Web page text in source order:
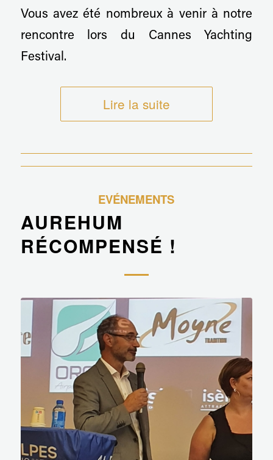
Vous avez été nombreux à venir à notre
rencontre lors du Cannes Yachting
Festival.
Lire la suite
EVÉNEMENTS
AUREHUM
RÉCOMPENSÉ !